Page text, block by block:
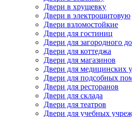
Двери в хрущевку
Двери в электрощитовую
Двери взломостойкие
Двери для гостиниц
Двери для загородного
Двери для коттеджа
Двери для магазинов
Двери для медицинских
Двери для подсобных
Двери для ресторанов
Двери для склада
Двери для театров
Двери для учебных